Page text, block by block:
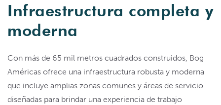
Infraestructura completa y
moderna
Con más de 65 mil metros cuadrados construidos, Bog
Américas ofrece una infraestructura robusta y moderna
que incluye amplias zonas comunes y áreas de servicio
diseñadas para brindar una experiencia de trabajo